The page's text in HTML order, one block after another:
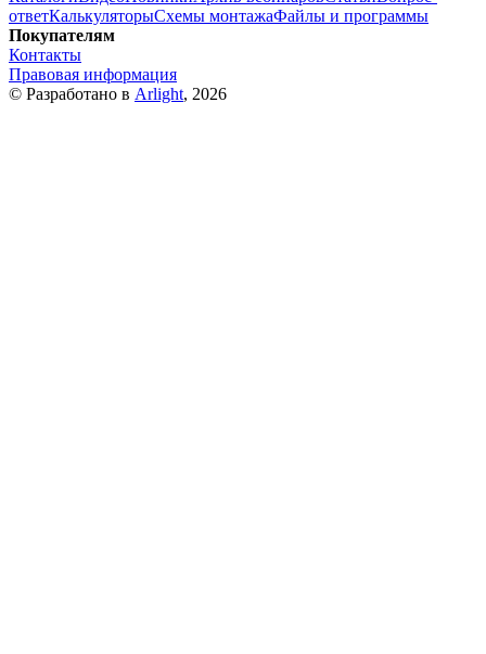
ответКалькуляторыСхемы монтажаФайлы и программы
Покупателям
Контакты
Правовая информация
© Разработано в Arlight, 2026